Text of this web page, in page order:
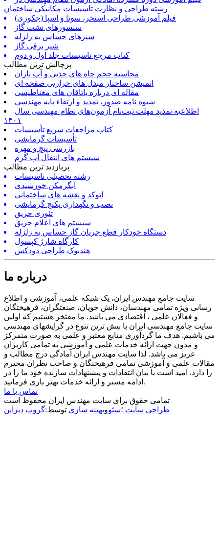
رشته طراحی و نظارت تاسیسات مکانیکی ساختمان
فیلم آموزشی طراحی استخر، سونا و اسپا (جکوزی)
سنسورهای نشت گاز
شیرهای حساس به زلزله
شیر برقی گاز
کتاب مرجع تاسیسات جلد اول و دوم
پرچالش ترین مطالب
محاسبه حجم چاه های جذبی و آب باران
انمیشن ساختار مبدل های حرارتی صفحه ای
مقاله ای درباره یاتاقان های مغناطیسی
شیوه نامه صدور، تمدید و ارتقاء پایه مهندسی
اطلاعیه تمدید مهلت ثبت‌نام آزمون‌های نظام مهندسی سال
۱۴۰۱
کتاب مراجعات سریع تأسیسات
تأسیسات گرمایشی
بازرسی پیچ و مهره
سیستم های انتقال آب گرم
پربازدید ترین مطالب
رشته تحصیلی تاسیسات
آبگرمکن خورشیدی
اتوکد و نقشه های ساختمانی
نصب و نگهداری پکیج گرمایشی
تئوری حریق
سیستم های اعلام حریق
دستگاه خودکار قطع جریان گاز حساس به زلزله
کارگاه شارژ کپسول
هندبوک طراحی دودکش
درباره ما
سایت جامع مهندس ایران، یک شبکه علمی، آموزشی و اطلاع
رسانی ویژه تمامی مهندسان، دانش جویان، صنعتگران، فرهیختگان
و فعالان علمی ، اقتصادی می باشد. ما مفتخر هستیم که اولین
سایت جامع مهندسی ایران با بیش ترین تنوع در گرایشهای مهندسی
می باشیم. هدف ما گردآوری منابع معتبر و علمی به صورت متمرکز
و مدون جهت ارائه خدمات علمی و آموزشی به تمامی کاربران
عزیز می باشد. لذا سایت مهندس ایران آمادگی درج مطالب و
مقالات علمی و آموزشی تمامی فرهیختگان و صاحب نظران محترم
را دارد. امید است با بیان انتقادات و پیشنهادات سازنده خود ما را در
ادامه مسیر و ارائه خدمات بهتر یاری فرمایید.
تماس با ما
تمامی حقوق برای سایت مهندس ایران محفوظ است
طراحی سایت ؛سئووبهینه سازی توسط:گروپ دیزاین